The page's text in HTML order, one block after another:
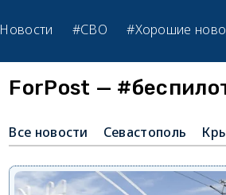
Новости #СВО #Хорошие
ForPost —
Все новости Севастополь